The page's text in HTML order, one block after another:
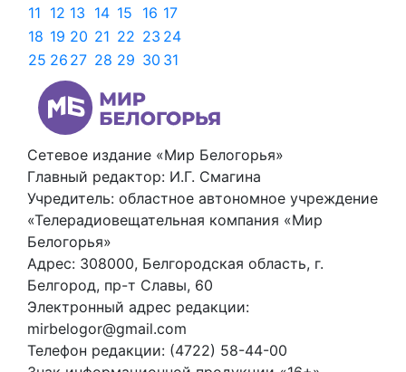
11 12 13 14 15 16 17
18 19 20 21 22 23 24
25 26 27 28 29 30 31
Сетевое издание «Мир Белогорья»
Главный редактор: И.Г. Смагина
Учредитель: областное автономное учреждение
«Телерадиовещательная компания «Мир
Белогорья»
Адрес: 308000, Белгородская область, г.
Белгород, пр-т Славы, 60
Электронный адрес редакции:
mirbelogor@gmail.com
Телефон редакции: (4722) 58-44-00